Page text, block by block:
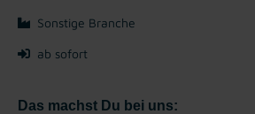
Sonstige Branche
ab sofort
Das machst Du bei uns: